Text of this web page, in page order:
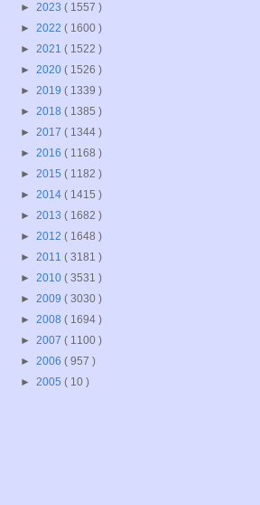
► 2023 ( 1557 )
► 2022 ( 1600 )
► 2021 ( 1522 )
► 2020 ( 1526 )
► 2019 ( 1339 )
► 2018 ( 1385 )
► 2017 ( 1344 )
► 2016 ( 1168 )
► 2015 ( 1182 )
► 2014 ( 1415 )
► 2013 ( 1682 )
► 2012 ( 1648 )
► 2011 ( 3181 )
► 2010 ( 3531 )
► 2009 ( 3030 )
► 2008 ( 1694 )
► 2007 ( 1100 )
► 2006 ( 957 )
► 2005 ( 10 )